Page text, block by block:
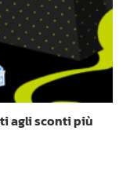
agli sconti più